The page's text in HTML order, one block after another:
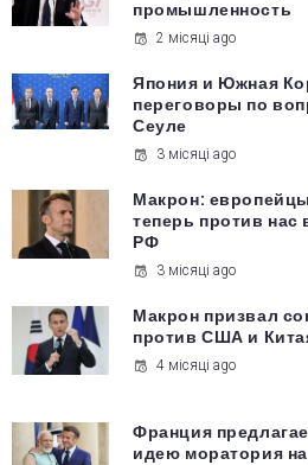
промышленность
2 місяці ago
Япония и Южная
переговоры по
Сеуле
3 місяці ago
Макрон:
теперь против
РФ
3 місяці ago
Макрон призвал
против США и
4 місяці ago
Франция
идею моратория